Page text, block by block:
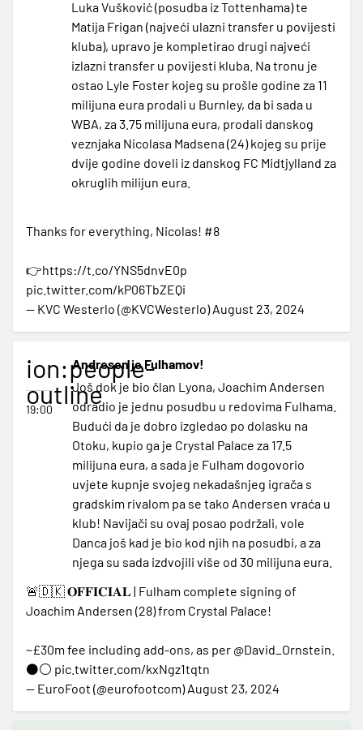
Luka Vušković (posudba iz Tottenhama) te
Matija Frigan (najveći ulazni transfer u povijesti
kluba), upravo je kompletirao drugi najveći
izlazni transfer u povijesti kluba. Na tronu je
ostao Lyle Foster kojeg su prošle godine za 11
milijuna eura prodali u Burnley, da bi sada u
WBA, za 3.75 milijuna eura, prodali danskog
veznjaka Nicolasa Madsena (24) kojeg su prije
dvije godine doveli iz danskog FC Midtjylland za
okruglih milijun eura.
Thanks for everything, Nicolas! #8
👉https://t.co/YNS5dnvE0p
pic.twitter.com/kP06TbZEQi
— KVC Westerlo (@KVCWesterlo)August 23, 2024
ion:people-
outline
19:00
Andresen je Fulhamov!
Još dok je bio član Lyona, Joachim Andersen
odradio je jednu posudbu u redovima Fulhama.
Budući da je dobro izgledao po dolasku na
Otoku, kupio ga je Crystal Palace za 17.5
milijuna eura, a sada je Fulham dogovorio
uvjete kupnje svojeg nekadašnjeg igrača s
gradskim rivalom pa se tako Andersen vraća u
klub! Navijači su ovaj posao podržali, vole
Danca još kad je bio kod njih na posudbi, a za
njega su sada izdvojili više od 30 milijuna eura.
🚨🇩🇰 𝐎𝐅𝐅𝐈𝐂𝐈𝐀𝐋 | Fulham complete signing of
Joachim Andersen (28) from Crystal Palace!
~£30m fee including add-ons, as per @David_Ornstein
⚫️⚪️ pic.twitter.com/kxNgz1tqtn
— EuroFoot (@eurofootcom)August 23, 2024